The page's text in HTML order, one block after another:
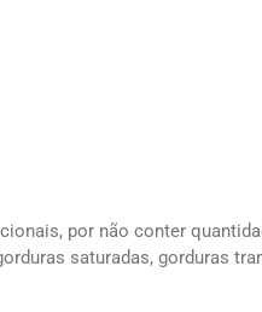
por não conter
saturadas, gorduras